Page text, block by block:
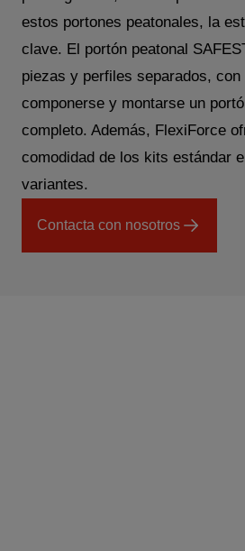
estos portones peatonales, la
clave. El portón peatonal
piezas y perfiles separados, con
componerse y montarse un
completo. Además, FlexiForce
comodidad de los kits estándar
variantes.
Contacta con nosotros